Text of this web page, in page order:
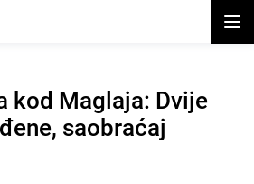
kod Maglaja: Dvije
saobraćaj